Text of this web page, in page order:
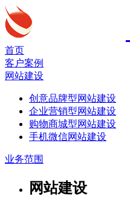
首页
客户案例
网站建设
创意品牌型网站建设
企业营销型网站建设
购物商城型网站建设
手机微信网站建设
业务范围
网站建设